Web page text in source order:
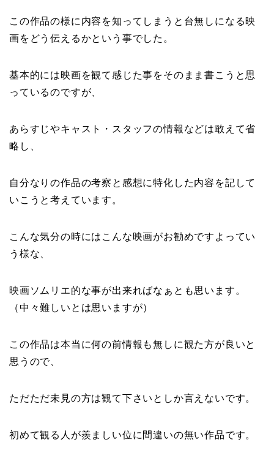
この作品の様に内容を知ってしまうと台無しになる映
画をどう伝えるかという事でした。
基本的には映画を観て感じた事をそのまま書こうと思
っているのですが、
あらすじやキャスト・スタッフの情報などは敢えて省
略し、
自分なりの作品の考察と感想に特化した内容を記して
いこうと考えています。
こんな気分の時にはこんな映画がお勧めですよってい
う様な、
映画ソムリエ的な事が出来ればなぁとも思います。
（中々難しいとは思いますが）
この作品は本当に何の前情報も無しに観た方が良いと
思うので、
ただただ未見の方は観て下さいとしか言えないです。
初めて観る人が羨ましい位に間違いの無い作品です。